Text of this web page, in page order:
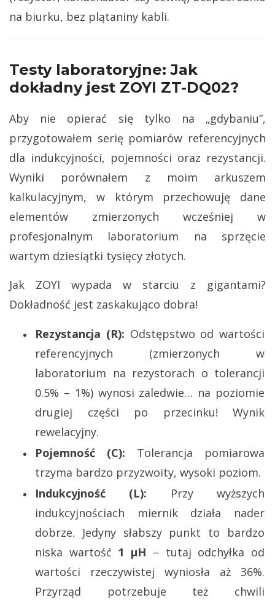
na biurku, bez plątaniny kabli.
Testy laboratoryjne: Jak
dokładny jest ZOYI ZT-DQ02?
Aby nie opierać się tylko na „gdybaniu”,
przygotowałem serię pomiarów referencyjnych
dla indukcyjności, pojemności oraz rezystancji.
Wyniki porównałem z moim arkuszem
kalkulacyjnym, w którym przechowuję dane
elementów zmierzonych wcześniej w
profesjonalnym laboratorium na sprzęcie
wartym dziesiątki tysięcy złotych.
Jak ZOYI wypada w starciu z gigantami?
Dokładność jest zaskakująco dobra!
Rezystancja (R): Odstępstwo od wartości
referencyjnych (zmierzonych w
laboratorium na rezystorach o tolerancji
0.5% – 1%) wynosi zaledwie… na poziomie
drugiej części po przecinku! Wynik
rewelacyjny.
Pojemność (C): Tolerancja pomiarowa
trzyma bardzo przyzwoity, wysoki poziom.
Indukcyjność (L): Przy wyższych
indukcyjnościach miernik działa nader
dobrze. Jedyny słabszy punkt to bardzo
niska wartość 1 µH – tutaj odchyłka od
wartości rzeczywistej wyniosła aż 36%.
Przyrząd potrzebuje też chwili